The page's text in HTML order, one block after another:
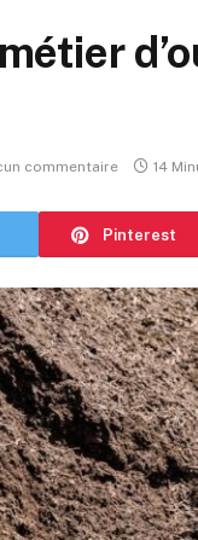
commentaire 14
Pinterest